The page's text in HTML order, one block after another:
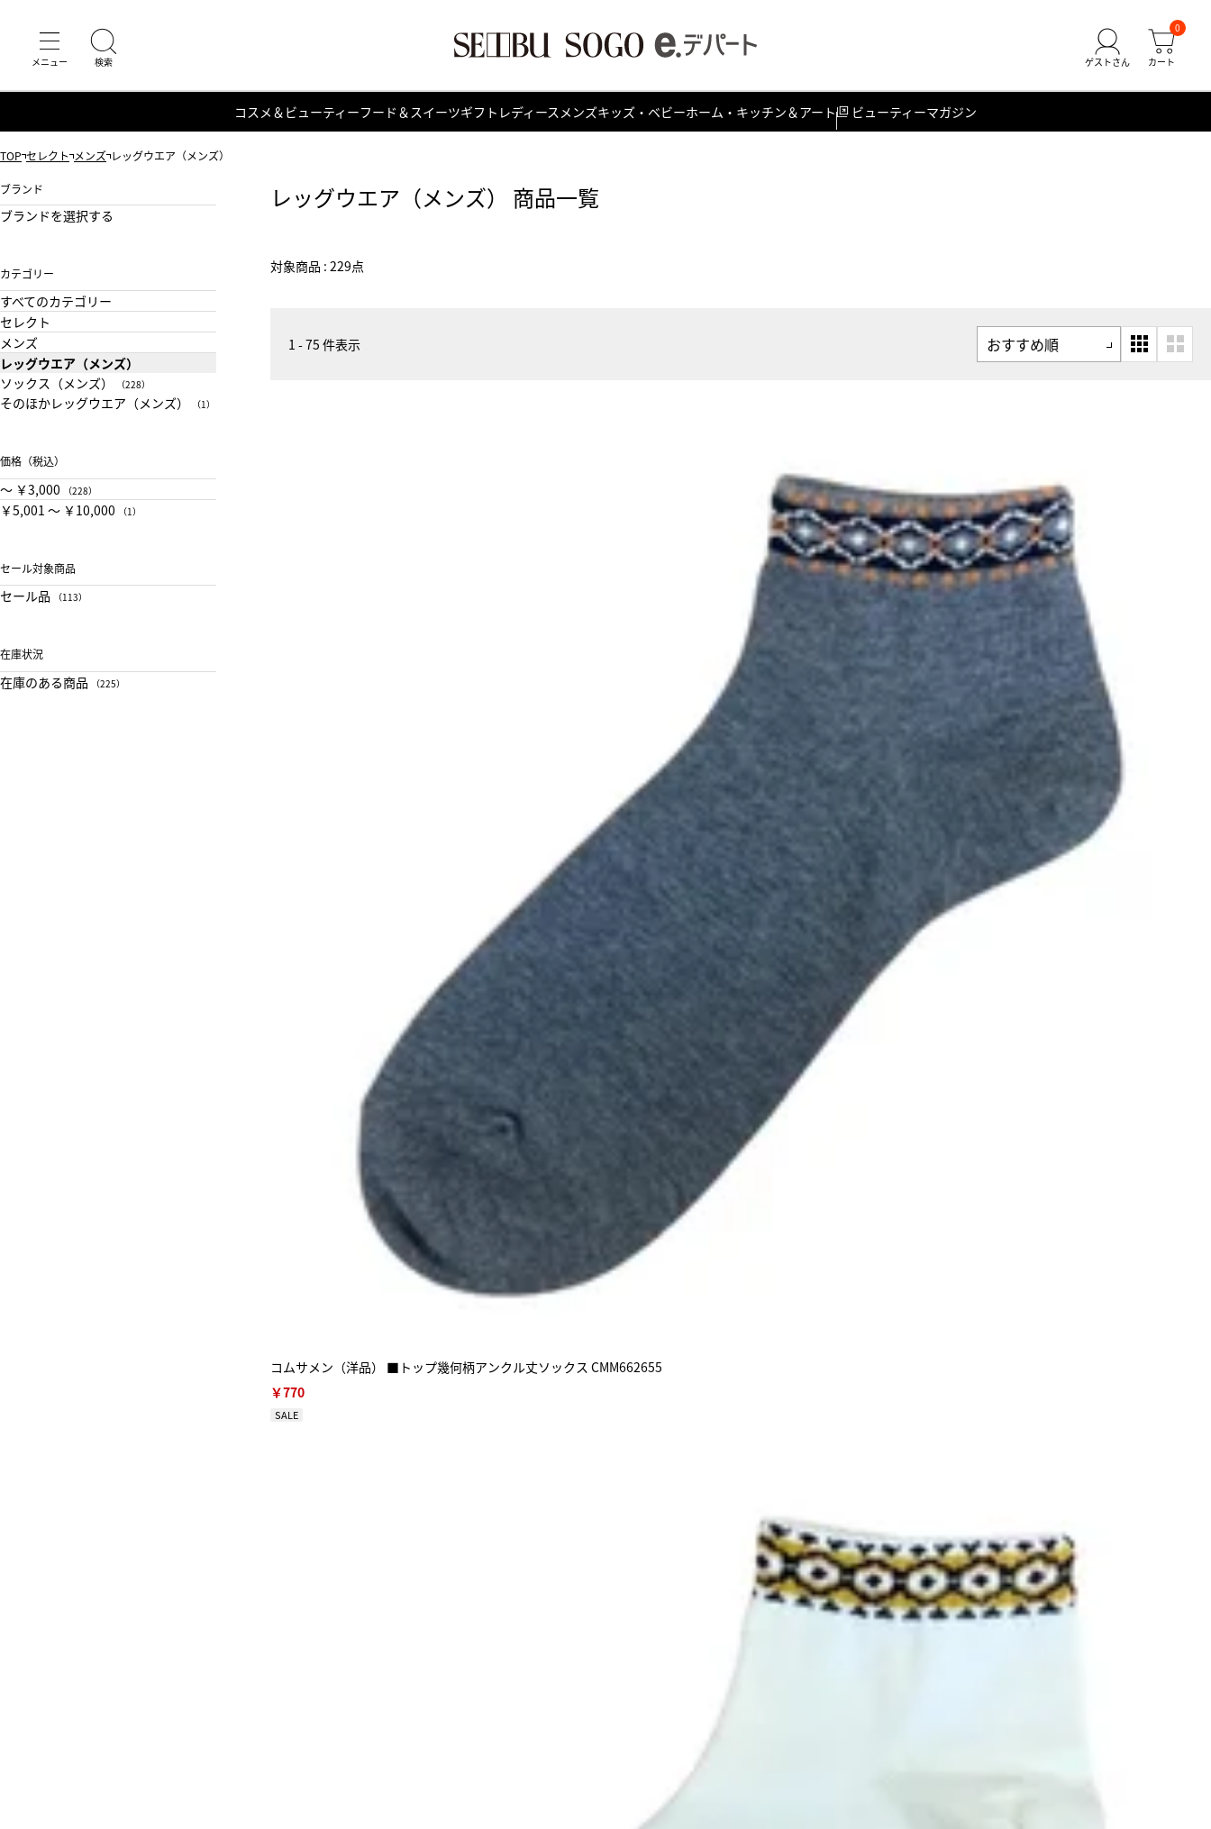
0
コスメ＆ビューティーフード＆スイーツギフト レディース メンズキッズ・ベビーホーム・キッチン＆アート ビューティーマガジン
TOP セレクト メンズ レッグウエア（メンズ）
レッグウエア（メンズ） 商品一覧
対象商品 : 229点
ブランド
ブランドを選択する
カテゴリー
すべてのカテゴリー
セレクト
メンズ
レッグウエア（メンズ）
ソックス（メンズ）
（228）
そのほかレッグウエア（メンズ） （1）
価格（税込）
〜 ￥3,000 （228）
￥5,001 〜 ￥10,000 （1）
セール対象商品
セール品 （113）
在庫状況
在庫のある商品 （225）
1 - 75 件表示
コムサメン（洋品） ■トップ幾何柄アンクル丈ソックス CMM662655
￥770
SALE